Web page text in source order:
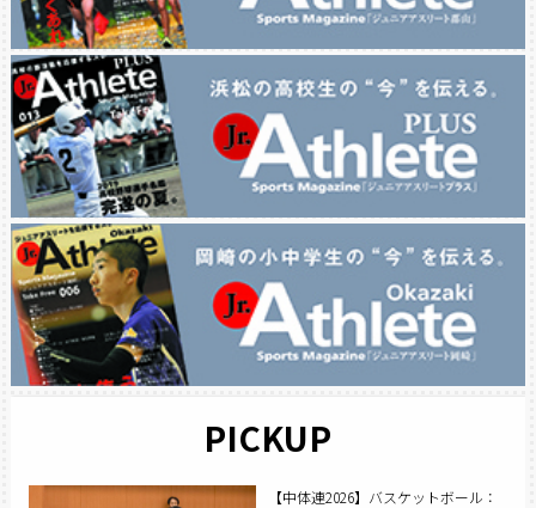
PICKUP
【中体連2026】バスケットボール：